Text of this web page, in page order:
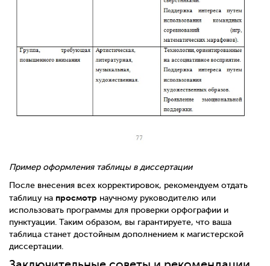
Пример оформления таблицы в диссертации
После внесения всех корректировок, рекомендуем отдать
таблицу на просмотр научному руководителю или
использовать программы для проверки орфографии и
пунктуации. Таким образом, вы гарантируете, что ваша
таблица станет достойным дополнением к магистерской
диссертации.